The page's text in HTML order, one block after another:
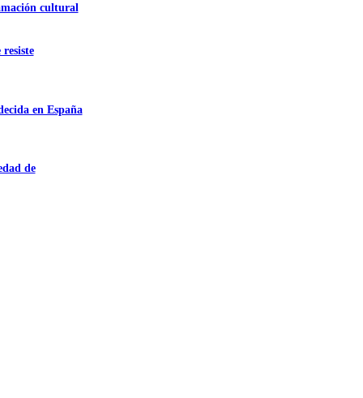
cultural
en España
de